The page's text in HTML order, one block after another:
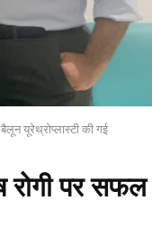
यूरेथ्रोप्लास्टी की गई
रोगी पर सफल